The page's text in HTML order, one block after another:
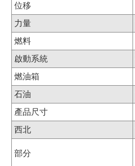
位移
力量
燃料
啟動系統
燃油箱
石油
產品尺寸
西北
部分